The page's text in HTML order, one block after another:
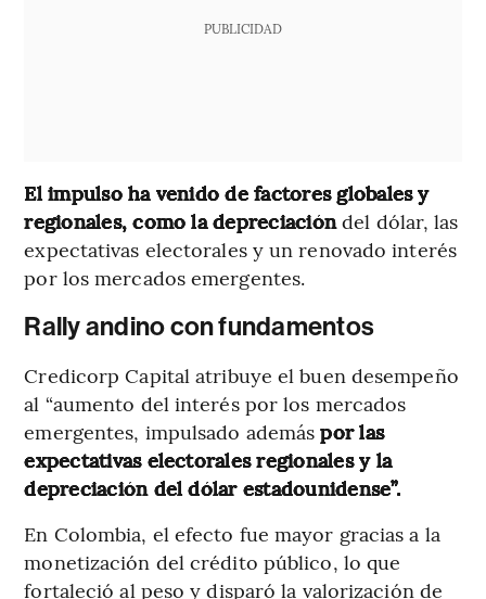
PUBLICIDAD
El impulso ha venido de factores globales y
regionales, como la depreciacióndel dólar, las
expectativas electorales y un renovado interés
por los mercados emergentes.
Rally andino con fundamentos
Credicorp Capital atribuye el buen desempeño
al “aumento del interés por los mercados
emergentes, impulsado además por las
expectativas electorales regionales y la
depreciación del dólar estadounidense”.
En Colombia, el efecto fue mayor gracias a la
monetización del crédito público, lo que
fortaleció al peso y disparó la valorización de